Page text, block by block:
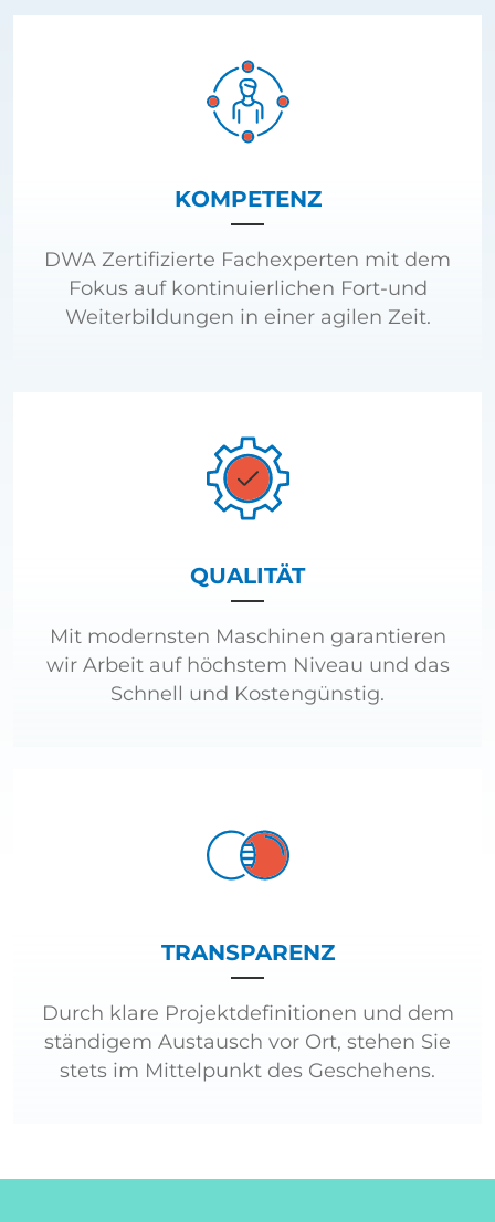
KOMPETENZ
DWA Zertifizierte Fachexperten mit dem
Fokus auf kontinuierlichen Fort-und
Weiterbildungen in einer agilen Zeit.
QUALITÄT
Mit modernsten Maschinen garantieren
wir Arbeit auf höchstem Niveau und das
Schnell und Kostengünstig.
TRANSPARENZ
Durch klare Projektdefinitionen und dem
ständigem Austausch vor Ort, stehen Sie
stets im Mittelpunkt des Geschehens.